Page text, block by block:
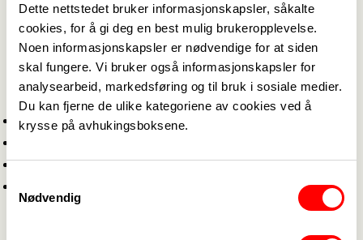
Dette nettstedet bruker informasjonskapsler, såkalte
cookies, for å gi deg en best mulig brukeropplevelse.
Noen informasjonskapsler er nødvendige for at siden
skal fungere. Vi bruker også informasjonskapsler for
analysearbeid, markedsføring og til bruk i sosiale medier.
Du kan fjerne de ulike kategoriene av cookies ved å
krysse på avhukingsboksene.
Nødvendig
Fagforbundet har en egen arbeidsgruppe for
menn i barnehagen, de har bidratt med innspill for
å beholde, rekruttere og synliggjøring, i tillegg til å
gjennomføre egen nasjonal konferansen.
Medlemmer i arbeidsgruppa:
Kristian Meyer– Leder av arbeidsgruppa.
Jorge Roberto Navarro Fica
kommunikasjon og kampanjer.